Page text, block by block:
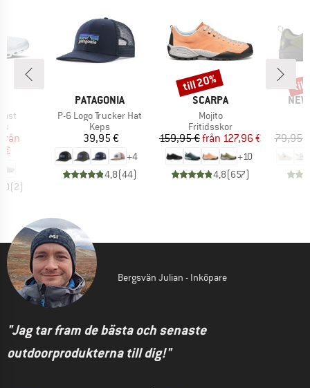
pris
från
€
(2)
VARUMÄRKE
PATAGONIA
Produkter
P-6 Logo Trucker Hat
Produktgrupp
Keps
Pris
39,95 €
+4
4,8(44)
VARUMÄRKE
SCARPA
Produkter
Mojito
Produktgrupp
Fritidsskor
Pris
159,95 € Reducerat pris
från 127,96 €
+10
4,8(657)
Rabatt
till 20%
79,95 €
till
Bergsvän Julian - Inköpare
"Jag tar fram de bästa och senaste
outdoorprodukterna till dig!"